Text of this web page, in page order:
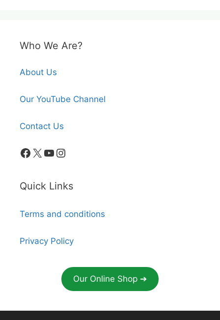
Who We Are?
About Us
Our YouTube Channel
Contact Us
Facebook
X YouTube
Instagram
Quick Links
Terms and conditions
Privacy Policy
Our Online Shop ➔